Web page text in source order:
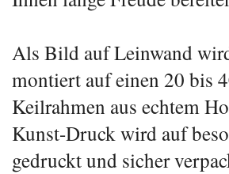
Als Bild auf Leinwand
montiert auf einen 20 bis
Keilrahmen aus echtem
Kunst-Druck wird auf
gedruckt und sicher